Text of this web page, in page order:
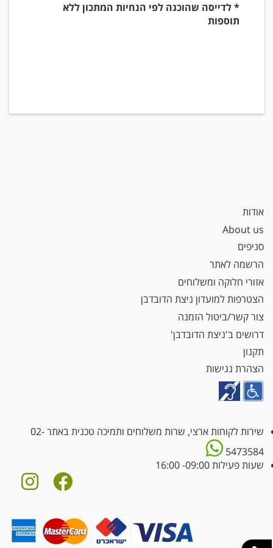
* לדייסה שהוכנה לפי הנחיות המתכון ללא
תוספות
אודות
About us
סניפים
הרשמה לאתר
אזורי חלוקה ומשלוחים
הצטרפות למועדון ניצת הדובדבן
צור קשר/ביטול הזמנה
דרושים ב'ניצת הדובדבן'
תקנון
הצהרת נגישות
שירות לקוחות ארצי, שרות משלוחים ותמיכה טכנית באתר02-
5473584
שעות פעילות 09:00- 16:00